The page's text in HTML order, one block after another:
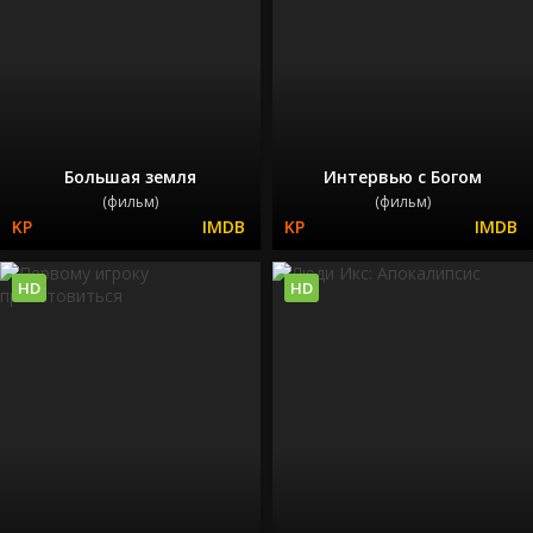
Большая земля
(фильм)
Интервью с Богом
(фильм)
HD HD